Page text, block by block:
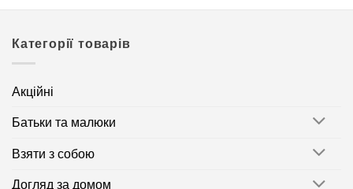
Категорії товарів
Акційні
Батьки та малюки
Взяти з собою
Догляд за домом